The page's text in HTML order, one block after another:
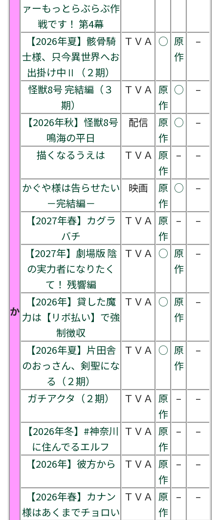
か
ァーもっとらぶらぶ作
戦です！ 第4幕
【2026年夏】骸骨騎
士様、只今異世界へお
出掛け中Ⅱ（２期）
ＴＶＡ ○ 原
作
–
怪獣8号 完結編（３
期）
ＴＶＡ 原
作
○ –
【2026年秋】怪獣8号
鳴海の平日
配信
原
作
○ –
描くなるうえは ＴＶＡ 原
作
– –
かぐや様は告らせたい
－完結編－
映画
原
作
○ –
【2027年春】カグラ
バチ
ＴＶＡ 原
作
– –
【2027年】劇場版 陰
の実力者になりたく
て！ 残響編
ＴＶＡ ○ 原
作
–
【2026年】貸した魔
力は【リボ払い】で強
制徴収
ＴＶＡ ○ 原
作
–
【2026年夏】片田舎
のおっさん、剣聖にな
る（２期）
ＴＶＡ ○ 原
作
–
ガチアクタ（２期） ＴＶＡ 原
作
– –
【2026年冬】#神奈川
に住んでるエルフ
ＴＶＡ 原
作
– –
【2026年】彼方から ＴＶＡ 原
作
– –
【2026年春】カナン
様はあくまでチョロい
ＴＶＡ 原
作
– –